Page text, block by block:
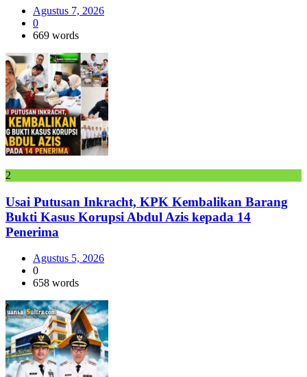
Agustus 7, 2026
0
669 words
2
Usai Putusan Inkracht, KPK Kembalikan Barang
Bukti Kasus Korupsi Abdul Azis kepada 14
Penerima
Agustus 5, 2026
0
658 words